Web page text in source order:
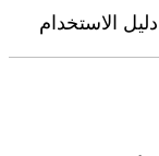
الاستخدام